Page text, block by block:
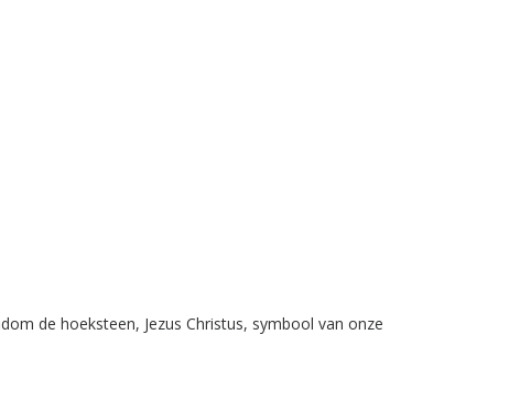
de hoeksteen, Jezus Christus, symbool van onze